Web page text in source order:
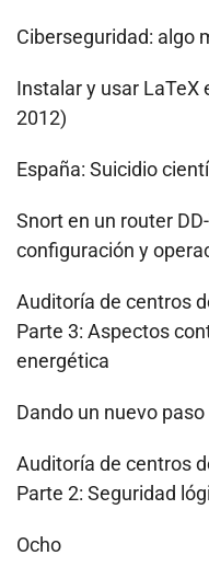
Ciberseguridad: algo
Instalar y usar LaTeX
2012)
España: Suicidio
Snort en un router
configuración y
Auditoría de centros
Parte 3: Aspectos
energética
Dando un nuevo paso
Auditoría de centros
Parte 2: Seguridad
Ocho